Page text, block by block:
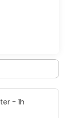
- 1h